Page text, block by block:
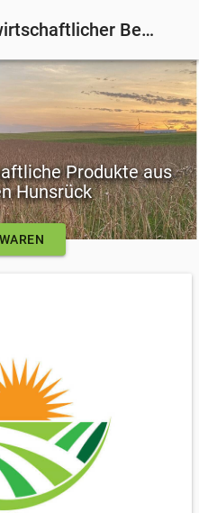
Imkerei und landwirtschaftlicher Betrieb Klein
Produkte aus
Hunsrück